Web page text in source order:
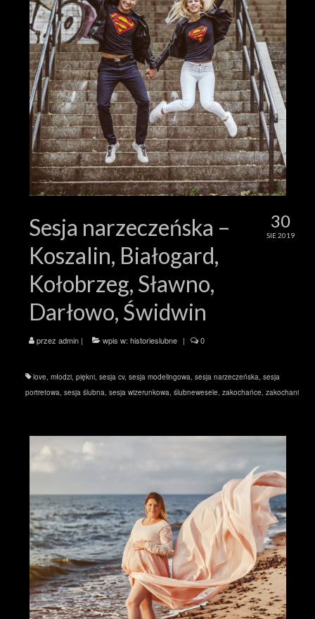
30
SIE 2019
Sesja narzeczeńska –
Koszalin, Białogard,
Kołobrzeg, Sławno,
Darłowo, Świdwin
przez admin | wpis w: historieslubne | 0
love, młodzi, piękni, sesja cv, sesja modelingowa, sesja narzeczeńska, sesja
portretowa, sesja ślubna, sesja wizerunkowa, ślubnewesele, zakochańce, zakochani